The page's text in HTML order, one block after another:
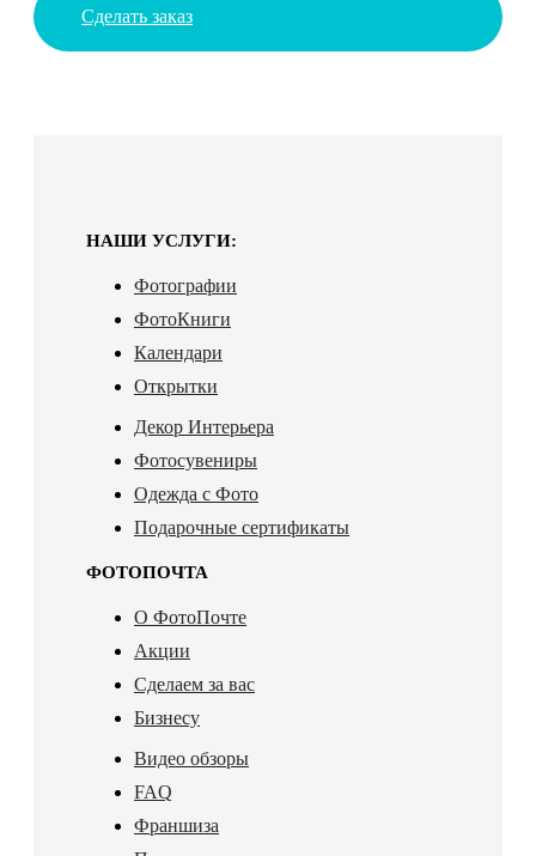
Сделать заказ
НАШИ УСЛУГИ:
Фотографии
ФотоКниги
Календари
Открытки
Декор Интерьера
Фотосувениры
Одежда с Фото
Подарочные сертификаты
ФОТОПОЧТА
О ФотоПочте
Акции
Сделаем за вас
Бизнесу
Видео обзоры
FAQ
Франшиза